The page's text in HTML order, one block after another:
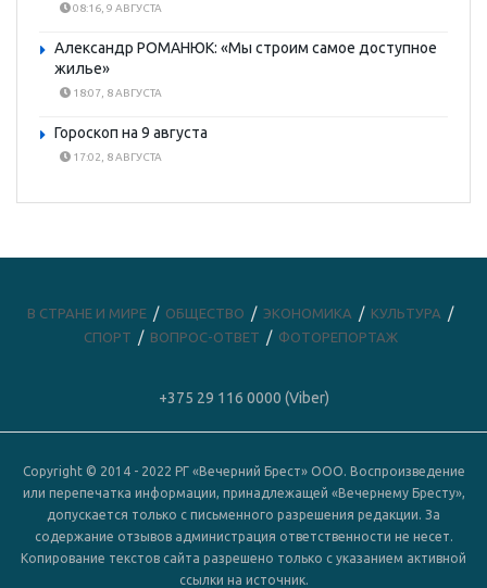
08:16, 9 АВГУСТА
Александр РОМАНЮК: «Мы строим самое доступное
жилье»
18:07, 8 АВГУСТА
Гороскоп на 9 августа
17:02, 8 АВГУСТА
В СТРАНЕ И МИРЕ ОБЩЕСТВО ЭКОНОМИКА
КУЛЬТУРА
СПОРТ
ВОПРОС-ОТВЕТ ФОТОРЕПОРТАЖ
+375 29 116 0000 (Viber)
Copyright © 2014 - 2022 РГ «Вечерний Брест» ООО. Воспроизведение
или перепечатка информации, принадлежащей «Вечернему Бресту»,
допускается только с письменного разрешения редакции. За
содержание отзывов администрация ответственности не несет.
Копирование текстов сайта разрешено только с указанием активной
ссылки на источник.